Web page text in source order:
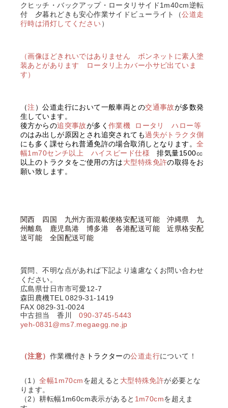
クヒッチ・バックアップ・ロータリサイド1m40cm逆転
付 夕暮れどきも安心作業サイドビューライト（公道走
行時は消灯してください ）
（画像ほどきれいではありません ボンネットに素人塗
装あとがあります ロータリ上カバー小サビ出ていま
す）
（注 ）公道走行において一般車両との交通事故が多数発
生しています。
後方からの追突事故が多く作業機
ロータリ ハロー等
のはみ出しが原因とされ追突されても過失がトラクタ側
にも多く課せられ普通免許の場合取消しとなります。全
幅1m70センチ以上 ハイスピード仕様 排気量1500㏄
以上のトラクタをご使用の方は大型特殊免許の取得をお
願い致します。
関西 四国 九州方面混載便格安配送可能 沖縄県 九
州離島 鹿児島港 博多港 各港配送可能 近県格安配
送可能 全国配送可能
質問、不明な点があれば下記より遠慮なくお問い合わせ
ください。
広島県廿日市市可愛12-7
森田農機TEL 0829-31-1419
FAX 0829-31-0024
中古担当 香川
090-3745-5443
yeh-0831@ms7.megaegg.ne.jp
（注意） 作業機付き トラクターの公道走行について！
（1）全幅1m70cmを超えると 大型特殊免許が必要とな
ります。
（2）耕転幅1m60cm表示があると 1m70cmを超えま